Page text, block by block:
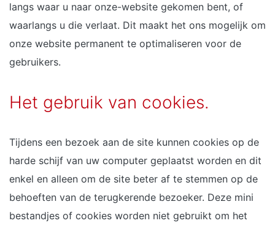
langs waar u naar onze-website gekomen bent, of
waarlangs u die verlaat. Dit maakt het ons mogelijk om
onze website permanent te optimaliseren voor de
gebruikers.
Het gebruik van cookies.
Tijdens een bezoek aan de site kunnen cookies op de
harde schijf van uw computer geplaatst worden en dit
enkel en alleen om de site beter af te stemmen op de
behoeften van de terugkerende bezoeker. Deze mini
bestandjes of cookies worden niet gebruikt om het